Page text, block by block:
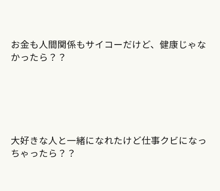
お金も人間関係もサイコーだけど、健康じゃな
かったら？？
大好きな人と一緒になれたけど仕事クビになっ
ちゃったら？？